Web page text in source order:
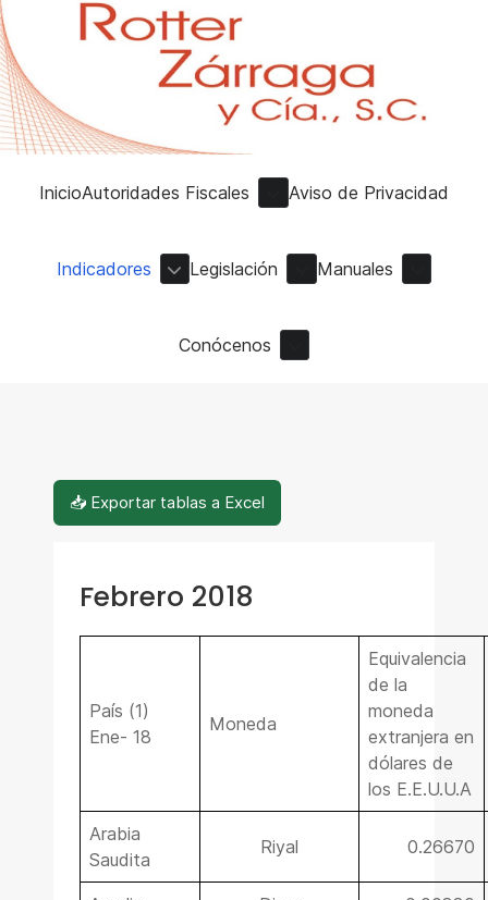
InicioAutoridades Fiscales Aviso de Privacidad
Indicadores Legislación Manuales
Conócenos
📥 Exportar tablas a Excel
Febrero 2018
País (1)
Ene- 18
Moneda
Equivalencia
de la
moneda
extranjera en
dólares de
los E.E.U.U.A
Arabia
Saudita
Riyal 0.26670